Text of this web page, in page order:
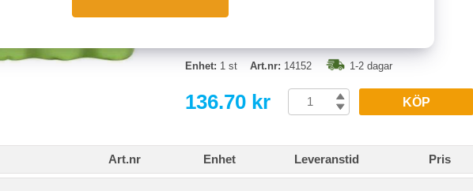
Enhet: 1 st Art.nr: 14152 1-2 dagar
136.70 kr KÖP
Art.nr Enhet Leveranstid Pris